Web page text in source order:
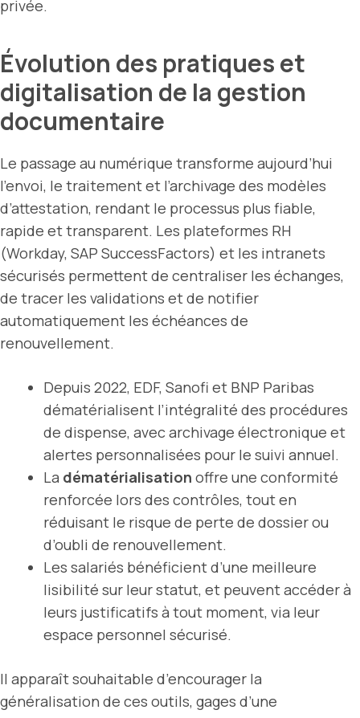
privée.
Évolution des pratiques et
digitalisation de la gestion
documentaire
Le passage au numérique transforme aujourd’hui
l’envoi, le traitement et l’archivage des modèles
d’attestation, rendant le processus plus fiable,
rapide et transparent. Les plateformes RH
(Workday, SAP SuccessFactors) et les intranets
sécurisés permettent de centraliser les échanges,
de tracer les validations et de notifier
automatiquement les échéances de
renouvellement.
Depuis 2022, EDF, Sanofi et BNP Paribas
dématérialisent l’intégralité des procédures
de dispense, avec archivage électronique et
alertes personnalisées pour le suivi annuel.
La dématérialisation offre une conformité
renforcée lors des contrôles, tout en
réduisant le risque de perte de dossier ou
d’oubli de renouvellement.
Les salariés bénéficient d’une meilleure
lisibilité sur leur statut, et peuvent accéder à
leurs justificatifs à tout moment, via leur
espace personnel sécurisé.
Il apparaît souhaitable d’encourager la
généralisation de ces outils, gages d’une